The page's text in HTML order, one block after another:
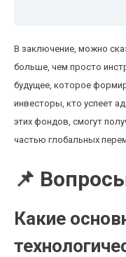
В заключение, можно
больше, чем просто
будущее, которое
инвесторы, кто успеет
этих фондов, смогут
частью глобальных
📌
Какие